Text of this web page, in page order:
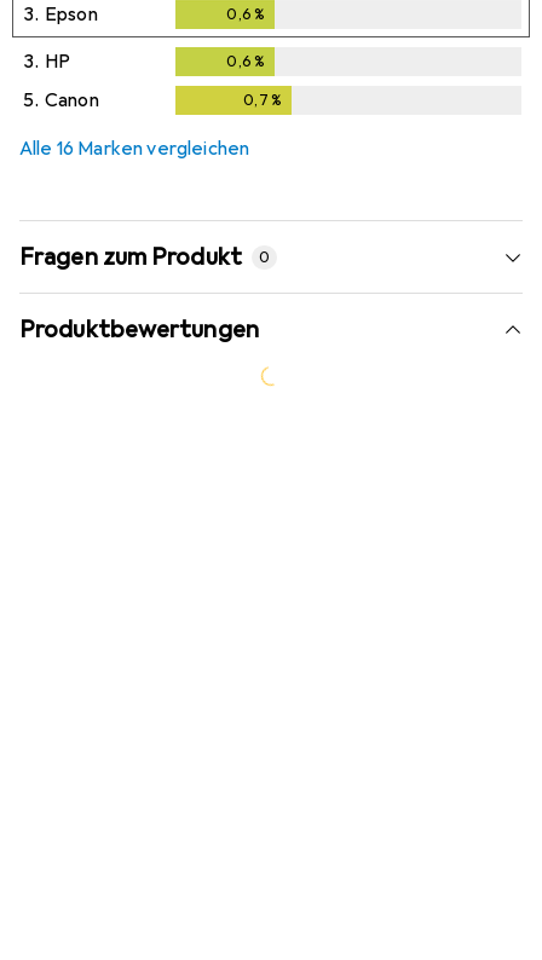
3. Epson 0,6 %
3. HP 0,6 %
5. Canon 0,7 %
Alle 16 Marken vergleichen
Fragen zum Produkt 0
Produktbewertungen